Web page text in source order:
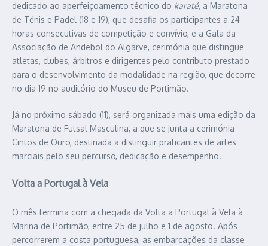
dedicado ao aperfeiçoamento técnico do karaté, a Maratona
de Ténis e Padel (18 e 19), que desafia os participantes a 24
horas consecutivas de competição e convívio, e a Gala da
Associação de Andebol do Algarve, cerimónia que distingue
atletas, clubes, árbitros e dirigentes pelo contributo prestado
para o desenvolvimento da modalidade na região, que decorre
no dia 19 no auditório do Museu de Portimão.
Já no próximo sábado (11), será organizada mais uma edição da
Maratona de Futsal Masculina, a que se junta a cerimónia
Cintos de Ouro, destinada a distinguir praticantes de artes
marciais pelo seu percurso, dedicação e desempenho.
Volta a Portugal à Vela
O mês termina com a chegada da Volta a Portugal à Vela à
Marina de Portimão, entre 25 de julho e 1 de agosto. Após
percorrerem a costa portuguesa, as embarcações da classe